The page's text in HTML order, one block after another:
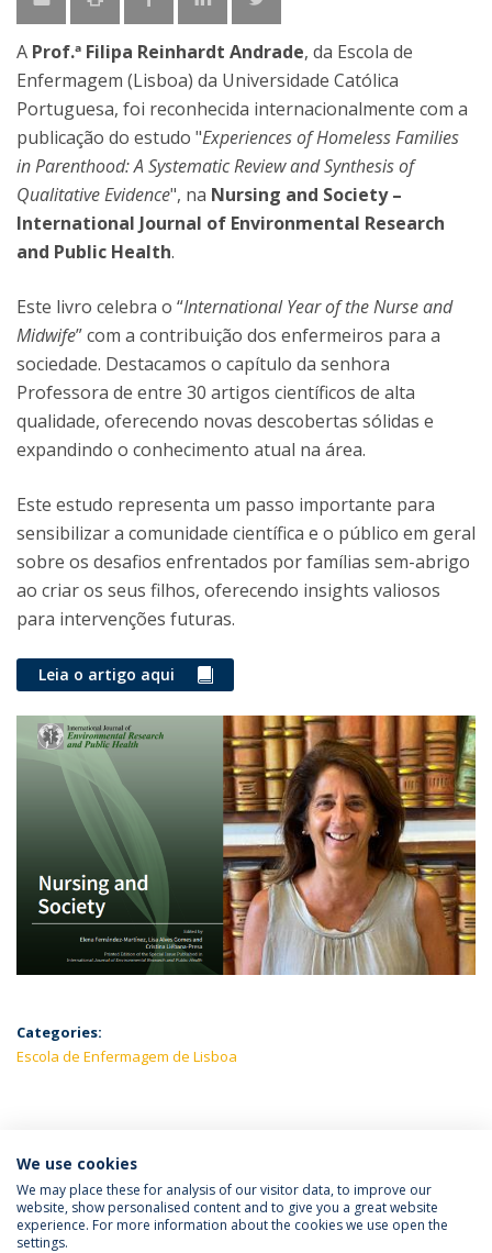
A Prof.ª Filipa Reinhardt Andrade, da Escola de
Enfermagem (Lisboa) da Universidade Católica
Portuguesa, foi reconhecida internacionalmente com a
publicação do estudo "Experiences of Homeless Families
in Parenthood: A Systematic Review and Synthesis of
Qualitative Evidence", na Nursing and Society –
International Journal of Environmental Research
and Public Health.
Este livro celebra o “International Year of the Nurse and
Midwife” com a contribuição dos enfermeiros para a
sociedade. Destacamos o capítulo da senhora
Professora de entre 30 artigos científicos de alta
qualidade, oferecendo novas descobertas sólidas e
expandindo o conhecimento atual na área.
Este estudo representa um passo importante para
sensibilizar a comunidade científica e o público em geral
sobre os desafios enfrentados por famílias sem-abrigo
ao criar os seus filhos, oferecendo insights valiosos
para intervenções futuras.
Leia o artigo aqui
Categories:
Escola de Enfermagem de Lisboa
LATEST NEWS
Política de Privacidade
Termos e Condições
We use cookies
We may place these for analysis of our visitor data, to improve our
website, show personalised content and to give you a great website
experience. For more information about the cookies we use open the
settings.